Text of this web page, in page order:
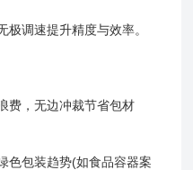
调速提升精度与效率。
，无边冲裁节省包材
包装趋势(如食品容器案